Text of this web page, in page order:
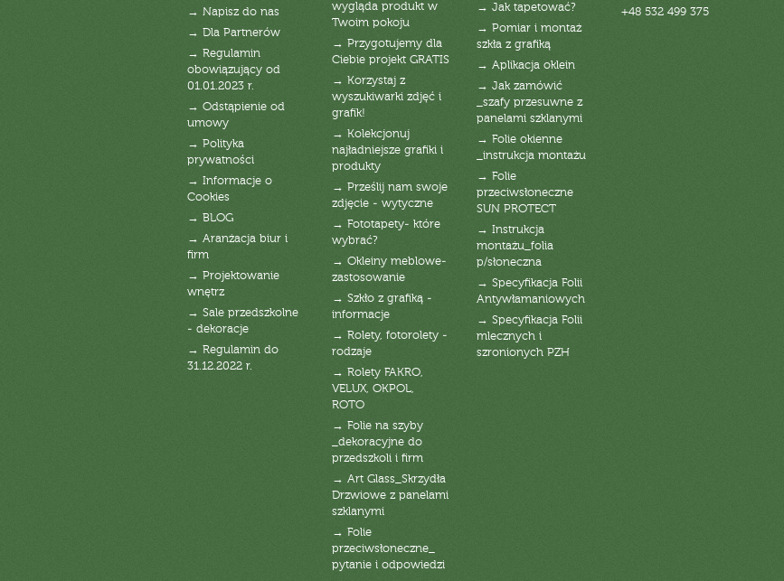
→ Napisz do nas
→ Dla Partnerów
→ Regulamin
obowiązujący od
01.01.2023 r.
→ Odstąpienie od
umowy
→ Polityka
prywatności
→ Informacje o
Cookies
→ BLOG
→ Aranżacja biur i
firm
→ Projektowanie
wnętrz
→ Sale przedszkolne
- dekoracje
→ Regulamin do
31.12.2022 r.
wygląda produkt w
Twoim pokoju
→ Przygotujemy dla
Ciebie projekt GRATIS
→ Korzystaj z
wyszukiwarki zdjęć i
grafik!
→ Kolekcjonuj
najładniejsze grafiki i
produkty
→ Prześlij nam swoje
zdjęcie - wytyczne
→ Fototapety- które
wybrać?
→ Okleiny meblowe-
zastosowanie
→ Szkło z grafiką -
informacje
→ Rolety, fotorolety -
rodzaje
→ Rolety FAKRO,
VELUX, OKPOL,
ROTO
→ Folie na szyby
_dekoracyjne do
przedszkoli i firm
→ Art Glass_Skrzydła
Drzwiowe z panelami
szklanymi
→ Folie
przeciwsłoneczne_
pytanie i odpowiedzi
→ Jak tapetować?
→ Pomiar i montaż
szkła z grafiką
→ Aplikacja oklein
→ Jak zamówić
_szafy przesuwne z
panelami szklanymi
→ Folie okienne
_instrukcja montażu
→ Folie
przeciwsłoneczne
SUN PROTECT
→ Instrukcja
montażu_folia
p/słoneczna
→ Specyfikacja Folii
Antywłamaniowych
→ Specyfikacja Folii
mlecznych i
szronionych PZH
+48 532 499 375